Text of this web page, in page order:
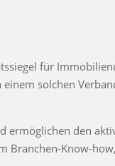
für
solchen
den
Know-